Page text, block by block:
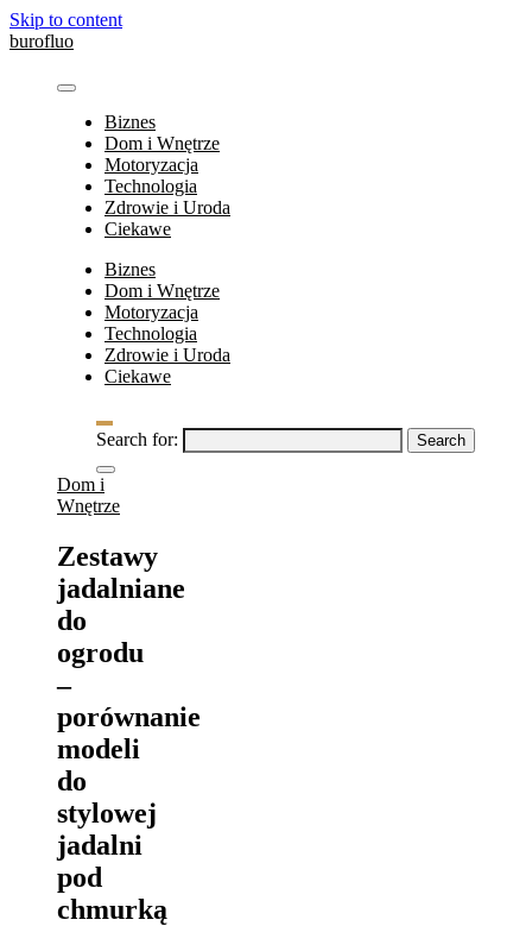
Skip to content
burofluo
Biznes
Dom i Wnętrze
Motoryzacja
Technologia
Zdrowie i Uroda
Ciekawe
Biznes
Dom i Wnętrze
Motoryzacja
Technologia
Zdrowie i Uroda
Ciekawe
Search for:
Dom i
Wnętrze
Zestawy
jadalniane
do
ogrodu
–
porównanie
modeli
do
stylowej
jadalni
pod
chmurką